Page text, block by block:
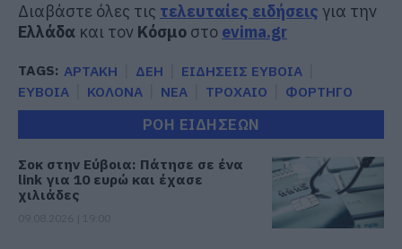
Διαβάστε όλες τις τελευταίες ειδήσεις για την
Ελλάδα και τον Κόσμο στο evima.gr
TAGS: ΑΡΤΑΚΗ ΔΕΗ
ΕΙΔΗΣΕΙΣ ΕΥΒΟΙΑ
ΕΥΒΟΙΑ
ΚΟΛΟΝΑ ΝΕΑ ΤΡΟΧΑΙΟ ΦΟΡΤΗΓΟ
ΡΟΗ ΕΙΔΗΣΕΩΝ
Σοκ στην Εύβοια: Πάτησε σε ένα
link για 10 ευρώ και έχασε
χιλιάδες